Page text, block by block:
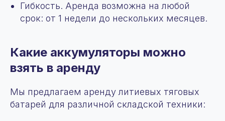
Гибкость. Аренда возможна на любой
срок: от 1 недели до нескольких месяцев.
Какие аккумуляторы можно
взять в аренду
Мы предлагаем аренду литиевых тяговых
батарей для различной складской техники: